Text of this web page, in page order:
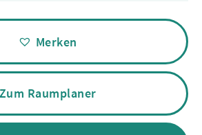
Merken
Zum Raumplaner